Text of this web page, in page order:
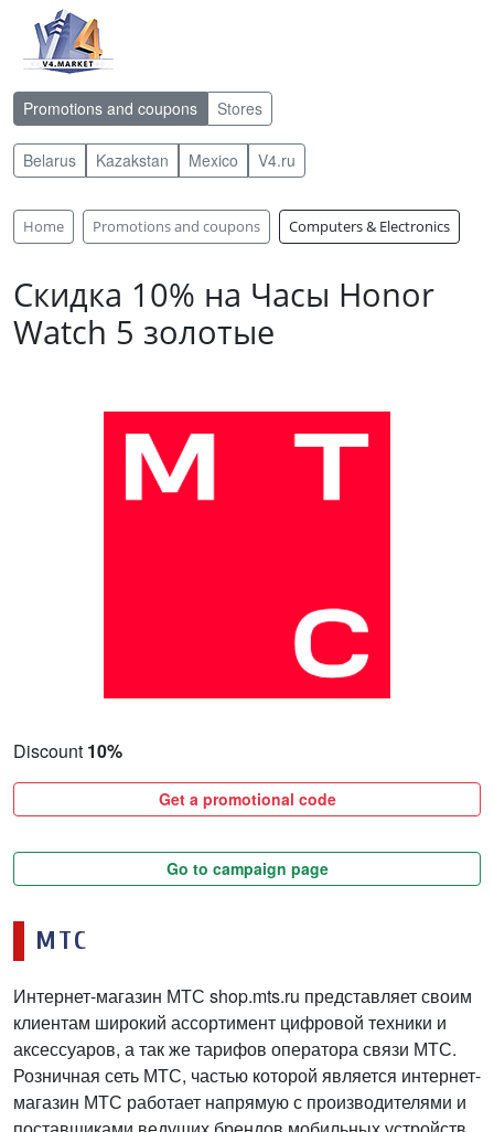
Promotions and coupons Stores
Belarus Kazakstan Mexico V4.ru
Home Promotions and coupons Computers & Electronics
Скидка 10% на Часы Honor
Watch 5 золотые
Discount 10%
Get a promotional code
Go to campaign page
МТС
Интернет-магазин МТС shop.mts.ru представляет своим
клиентам широкий ассортимент цифровой техники и
аксессуаров, а так же тарифов оператора связи МТС.
Розничная сеть МТС, частью которой является интернет-
магазин МТС работает напрямую с производителями и